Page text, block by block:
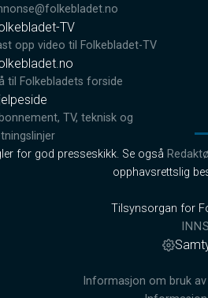
TV
opp video til Folkebladet-TV
til Folkebladets forside
TV, teknisk og
for god presseskikk. Se også
opphavsrettslig
Tilsynsorgan for
Informasjon om bruk